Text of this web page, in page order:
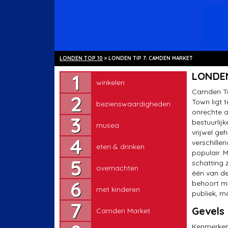
LONDEN TOP 10 » LONDEN TIP 7: CAMDEN MARKET
winkelen
bezienswaardigheden
musea
eten & drinken
overnachten
met kinderen
Camden Market
Greenwich
winkelen
bezienswaardigheden
musea
eten & drinken
overnachten
met kinderen
Camden Market
Camden
Town ligt
onrechte
vrijwel
populair.
schatting
één van
behoort
publiek,
Gevels